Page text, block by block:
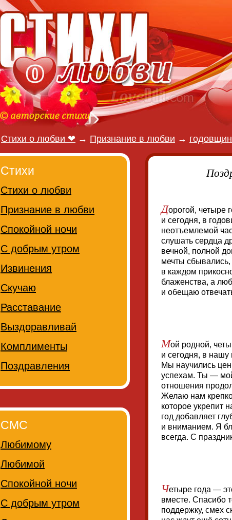
Стихи о любви ❤ → Признание в любви →
Дорогой, четыре
и сегодня, в
неотъемлемой
слушать сердца
вечной, полной
мечты сбывались,
в каждом
блаженства, а
и обещаю
Мой родной,
и сегодня, в
Мы научились
успехам. Ты —
отношения
Желаю нам
которое укрепит
год добавляет
и вниманием. Я
всегда. С
Четыре года —
вместе. Спасибо
поддержку, смех
Стихи
Стихи о любви
Признание в любви
Спокойной ночи
С добрым утром
Извинения
Скучаю
Расставание
Выздоравливай
Комплименты
Поздравления
СМС
Любимому
Любимой
Спокойной ночи
С добрым утром